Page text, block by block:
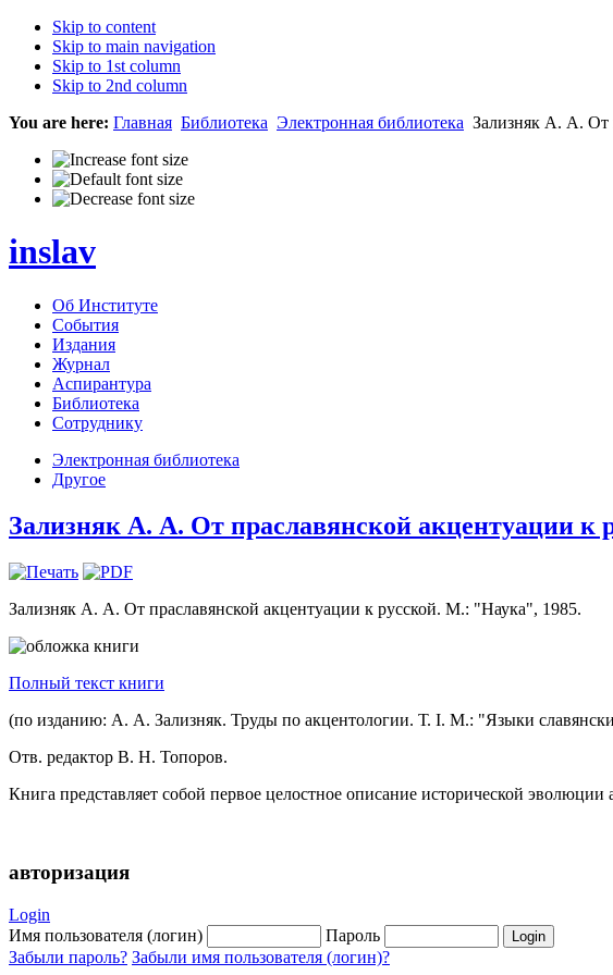
Skip to content
Skip to main navigation
Skip to 1st column
Skip to 2nd column
You are here: Главная Библиотека Электронная библиотека Зализняк А. А. От
inslav
Об Институте
События
Издания
Журнал
Аспирантура
Библиотека
Сотруднику
Электронная библиотека
Другое
Зализняк А. А. От праславянской акцентуации к
Зализняк А. А. От праславянской акцентуации к русской. М.: "Наука", 1985.
Полный текст книги
(по изданию: А. А. Зализняк. Труды по акцентологии. Т. I. М.: "Языки
Отв. редактор В. Н. Топоров.
Книга представляет собой первое целостное описание исторической
авторизация
Login
Имя пользователя (логин)
Пароль
Забыли пароль? Забыли имя пользователя (логин)?